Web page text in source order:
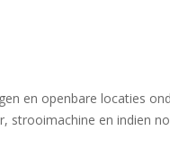
en openbare locaties
en indien